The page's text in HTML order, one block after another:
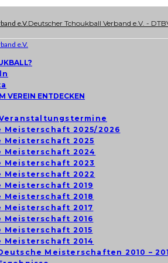
Deutscher Tchoukball Verband e.V. -
VEREIN ENTDECKEN
Meisterschaft 2025/2026
Meisterschaft 2025
Meisterschaft 2024
Meisterschaft 2023
Meisterschaft 2022
Meisterschaft 2019
Meisterschaft 2018
Meisterschaft 2017
Meisterschaft 2016
Meisterschaft 2015
Meisterschaft 2014
Meisterschaften 2010 –